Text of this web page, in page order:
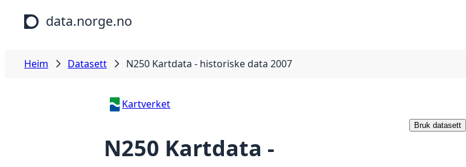
Hopp til hovudinnhald
data.norge.no
Heim Datasett N250 Kartdata - historiske data 2007
Kartverket
N250 Kartdata -
Bruk datasett